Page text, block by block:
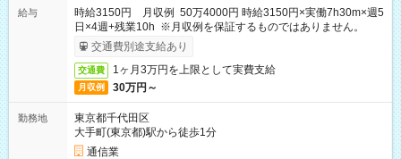
給与
時給3150円 月収例 50万4000円 時給3150円×実働7h30m×週5
日×4週+残業10h ※月収例を保証するものではありません。
交通費別途支給あり
交通費 1ヶ月3万円を上限として実費支給
月収例 30万円～
勤務地
東京都千代田区
大手町(東京都)駅から徒歩1分
通信業